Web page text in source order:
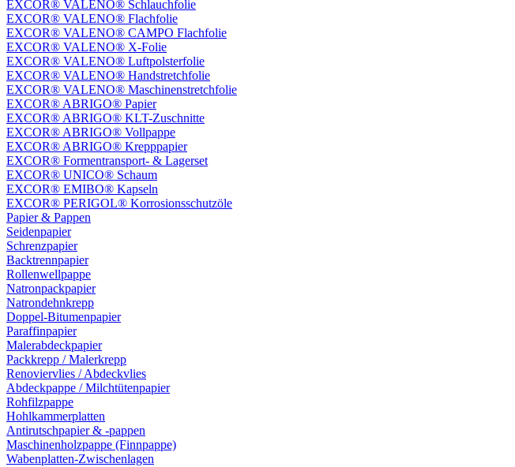
EXCOR® VALENO® Schlauchfolie
EXCOR® VALENO® Flachfolie
EXCOR® VALENO® CAMPO Flachfolie
EXCOR® VALENO® X-Folie
EXCOR® VALENO® Luftpolsterfolie
EXCOR® VALENO® Handstretchfolie
EXCOR® VALENO® Maschinenstretchfolie
EXCOR® ABRIGO® Papier
EXCOR® ABRIGO® KLT-Zuschnitte
EXCOR® ABRIGO® Vollpappe
EXCOR® ABRIGO® Krepppapier
EXCOR® Formentransport- & Lagerset
EXCOR® UNICO® Schaum
EXCOR® EMIBO® Kapseln
EXCOR® PERIGOL® Korrosionsschutzöle
Papier & Pappen
Seidenpapier
Schrenzpapier
Backtrennpapier
Rollenwellpappe
Natronpackpapier
Natrondehnkrepp
Doppel-Bitumenpapier
Paraffinpapier
Malerabdeckpapier
Packkrepp / Malerkrepp
Renoviervlies / Abdeckvlies
Abdeckpappe / Milchtütenpapier
Rohfilzpappe
Hohlkammerplatten
Antirutschpapier & -pappen
Maschinenholzpappe (Finnpappe)
Wabenplatten-Zwischenlagen